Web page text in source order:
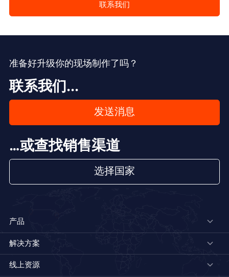
联系我们
准备好升级你的现场制作了吗？
联系我们...
发送消息
…或查找销售渠道
选择国家
产品
解决方案
线上资源